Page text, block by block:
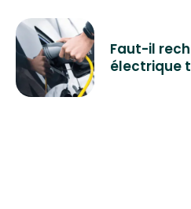
Faut-il
électrique